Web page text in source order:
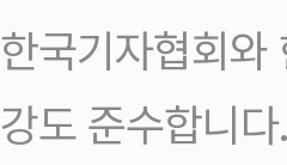
한국기자협회와
강도 준수합니다.